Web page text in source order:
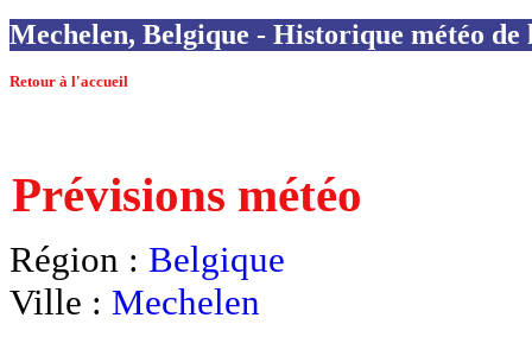
Mechelen, Belgique - Historique météo de
Retour à l'accueil
Prévisions météo
Région : Belgique
Ville : Mechelen